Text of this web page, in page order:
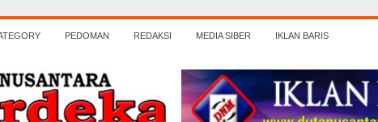
PEDOMAN REDAKSI MEDIA SIBER IKLAN BARIS